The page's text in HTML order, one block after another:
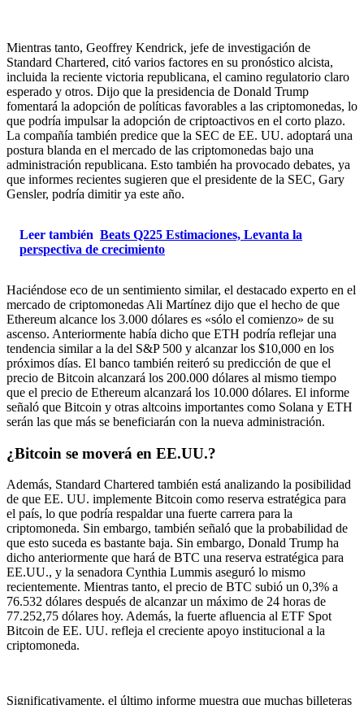
Mientras tanto, Geoffrey Kendrick, jefe de investigación de
Standard Chartered, citó varios factores en su pronóstico alcista,
incluida la reciente victoria republicana, el camino regulatorio claro
esperado y otros. Dijo que la presidencia de Donald Trump
fomentará la adopción de políticas favorables a las criptomonedas, lo
que podría impulsar la adopción de criptoactivos en el corto plazo.
La compañía también predice que la SEC de EE. UU. adoptará una
postura blanda en el mercado de las criptomonedas bajo una
administración republicana. Esto también ha provocado debates, ya
que informes recientes sugieren que el presidente de la SEC, Gary
Gensler, podría dimitir ya este año.
Leer también Beats Q225 Estimaciones, Levanta la
perspectiva de crecimiento
Haciéndose eco de un sentimiento similar, el destacado experto en el
mercado de criptomonedas Ali Martínez dijo que el hecho de que
Ethereum alcance los 3.000 dólares es «sólo el comienzo» de su
ascenso. Anteriormente había dicho que ETH podría reflejar una
tendencia similar a la del S&P 500 y alcanzar los $10,000 en los
próximos días. El banco también reiteró su predicción de que el
precio de Bitcoin alcanzará los 200.000 dólares al mismo tiempo
que el precio de Ethereum alcanzará los 10.000 dólares. El informe
señaló que Bitcoin y otras altcoins importantes como Solana y ETH
serán las que más se beneficiarán con la nueva administración.
¿Bitcoin se moverá en EE.UU.?
Además, Standard Chartered también está analizando la posibilidad
de que EE. UU. implemente Bitcoin como reserva estratégica para
el país, lo que podría respaldar una fuerte carrera para la
criptomoneda. Sin embargo, también señaló que la probabilidad de
que esto suceda es bastante baja. Sin embargo, Donald Trump ha
dicho anteriormente que hará de BTC una reserva estratégica para
EE.UU., y la senadora Cynthia Lummis aseguró lo mismo
recientemente. Mientras tanto, el precio de BTC subió un 0,3% a
76.532 dólares después de alcanzar un máximo de 24 horas de
77.252,75 dólares hoy. Además, la fuerte afluencia al ETF Spot
Bitcoin de EE. UU. refleja el creciente apoyo institucional a la
criptomoneda.
Significativamente, el último informe muestra que muchas billeteras